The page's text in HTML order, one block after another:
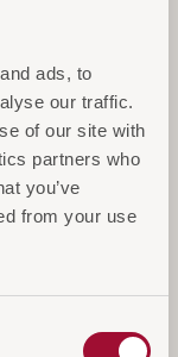
ads, to
our traffic.
of our site with
partners who
you’ve
from your use
LED-Leuchte
auch bei
ist, was die
erhältlich.